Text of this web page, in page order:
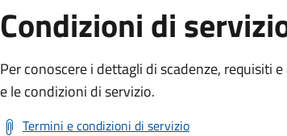
Condizioni di
Per conoscere i dettagli di scadenze, requisiti
e le condizioni di servizio.
Termini e condizioni di servizio